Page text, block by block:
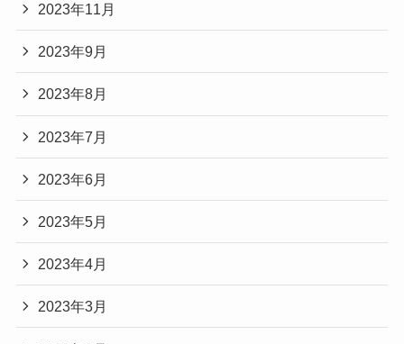
2023年11月
2023年9月
2023年8月
2023年7月
2023年6月
2023年5月
2023年4月
2023年3月